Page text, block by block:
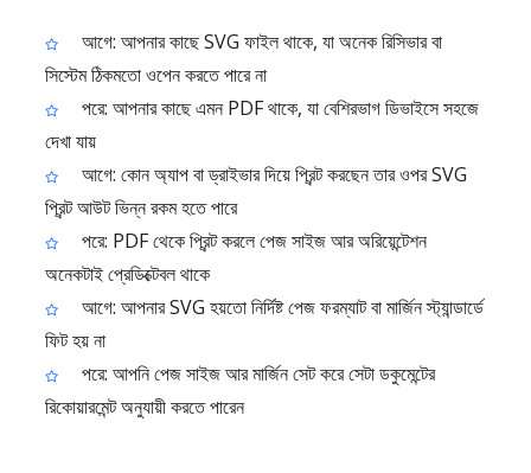
আগে: আপনার কাছে SVG ফাইল থাকে, যা অনেক রিসিভার বা
সিস্টেম ঠিকমতো ওপেন করতে পারে না
পরে: আপনার কাছে এমন PDF থাকে, যা বেশিরভাগ ডিভাইসে সহজে
দেখা যায়
আগে: কোন অ্যাপ বা ড্রাইভার দিয়ে প্রিন্ট করছেন তার ওপর SVG
প্রিন্ট আউট ভিন্ন রকম হতে পারে
পরে: PDF থেকে প্রিন্ট করলে পেজ সাইজ আর অরিয়েন্টেশন
অনেকটাই প্রেডিক্টেবল থাকে
আগে: আপনার SVG হয়তো নির্দিষ্ট পেজ ফরম্যাট বা মার্জিন স্ট্যান্ডার্ডে
ফিট হয় না
পরে: আপনি পেজ সাইজ আর মার্জিন সেট করে সেটা ডকুমেন্টের
রিকোয়ারমেন্ট অনুযায়ী করতে পারেন